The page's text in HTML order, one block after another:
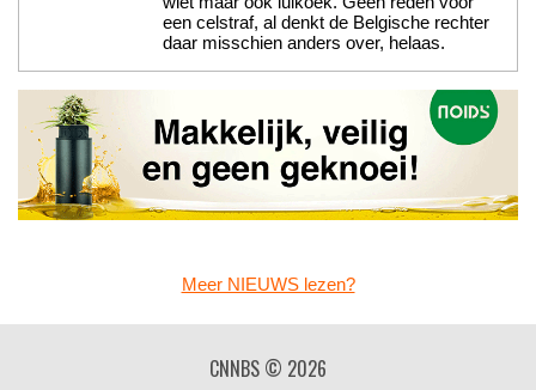
een celstraf, al denkt de Belgische rechter
daar misschien anders over, helaas.
Meer NIEUWS lezen?
CNNBS © 2026